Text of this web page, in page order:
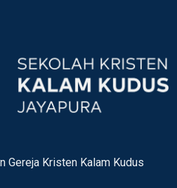
Gereja Kristen Kalam Kudus